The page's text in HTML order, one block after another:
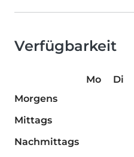
Verfügbarkeit
Mo Di
Morgens
Mittags
Nachmittags